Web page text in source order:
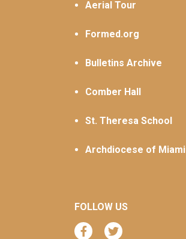
Aerial Tour
Formed.org
Bulletins Archive
Comber Hall
St. Theresa School
Archdiocese of Miami
FOLLOW US